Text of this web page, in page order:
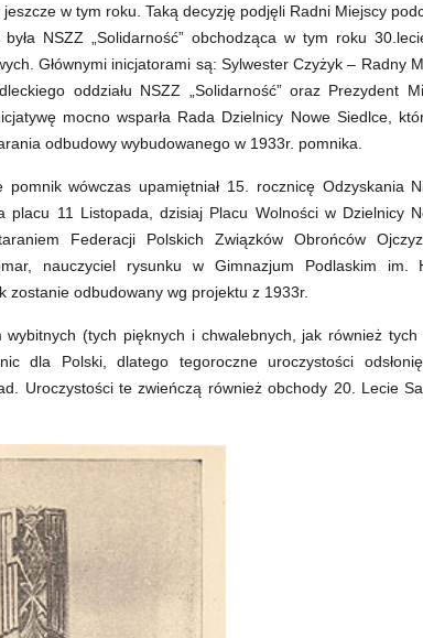
w tym roku. Taką decyzję podjęli Radni Miejscy
NSZZ „Solidarność” obchodząca w tym roku
Głównymi inicjatorami są: Sylwester Czyżyk – Radny
oddziału NSZZ „Solidarność” oraz Prezydent
mocno wsparła Rada Dzielnicy Nowe Siedlce,
odbudowy wybudowanego w 1933r. pomnika.
wówczas upamiętniał 15. rocznicę Odzyskania
placu 11 Listopada, dzisiaj Placu Wolności w Dzielnicy
Federacji Polskich Związków Obrońców
nauczyciel rysunku w Gimnazjum Podlaskim im.
zostanie odbudowany wg projektu z 1933r.
(tych pięknych i chwalebnych, jak również tych
dla Polski, dlatego tegoroczne uroczystości
Uroczystości te zwieńczą również obchody 20. Lecie